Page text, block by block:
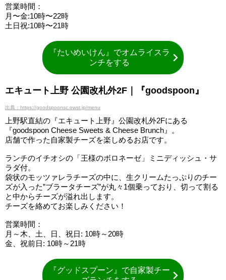
営業時間：
月〜金:10時〜22時
土日祝:10時〜21時
『たいめいけん』でオムライスラ
ンチをする
エキュート上野 公園改札外2F｜『goodspoon』
出典：https://goodspoonsc.owst.jp/menu
上野駅直結の『エキュート上野』公園改札外2Fにある
『goodspoon Cheese Sweets & Cheese Brunch』。
店舗で作った自家製チーズを楽しめるお店です。
ランチのイチオシの「王様のボロネーゼ」ミニディッシュ・サ
ラダ付。
袋状のモッツァレラチーズの中に、生クリームたっぷりのチー
ズが入った”ブラータチーズ”が丸々1個乗っており、切って割る
と中からチーズが溢れ出します。
チーズを絡めてお楽しみください！
営業時間：
月～木、土、日、祝日: 10時～20時
金、祝前日: 10時～21時
『グッドスプーン』で自家製チー